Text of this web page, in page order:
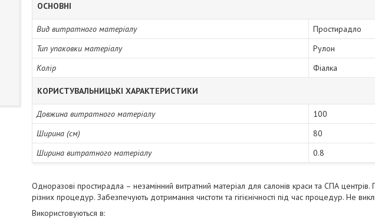
ОСНОВНІ
Вид витратного матеріалу
Простирадло
Тип упаковки матеріалу
Рулон
Колір
Фіалка
КОРИСТУВАЛЬНИЦЬКІ ХАРАКТЕРИСТИКИ
Довжина витратного матеріалу
100
Ширина (см)
80
Ширина витратного матеріалу
0.8
Одноразові простирадла – незамінний витратний матеріал для салонів краси та СПА
різних процедур. Забезпечують дотримання чистоти та гігієнічності під час процедур. Не
Використовуються в: